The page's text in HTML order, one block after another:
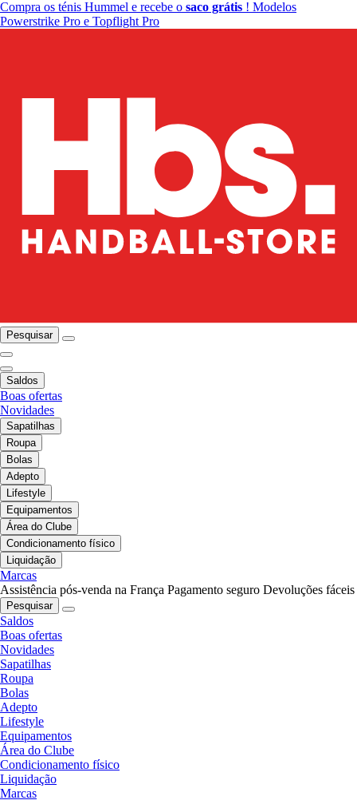
Compra os ténis Hummel e recebe o saco grátis ! Modelos
Powerstrike Pro e Topflight Pro
Pesquisar
Saldos
Boas ofertas
Novidades
Sapatilhas
Roupa
Bolas
Adepto
Lifestyle
Equipamentos
Área do Clube
Condicionamento físico
Liquidação
Marcas
Assistência pós-venda na França Pagamento seguro Devoluções fáceis
Pesquisar
Saldos
Boas ofertas
Novidades
Sapatilhas
Roupa
Bolas
Adepto
Lifestyle
Equipamentos
Área do Clube
Condicionamento físico
Liquidação
Marcas